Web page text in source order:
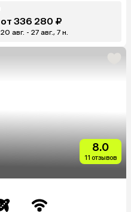
от 336 280 ₽
20 авг. - 27 авг., 7 н.
8.0
11 отзывов